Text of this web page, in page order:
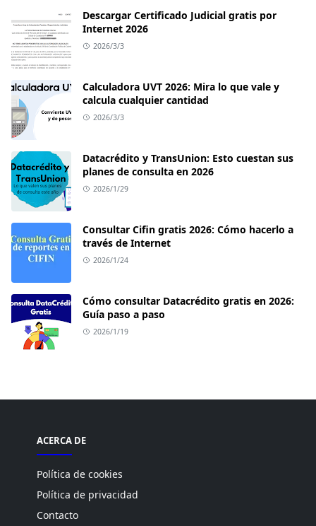
Descargar Certificado Judicial gratis por
Internet 2026
2026/3/3
Calculadora UVT 2026: Mira lo que vale y
calcula cualquier cantidad
2026/3/3
Datacrédito y TransUnion: Esto cuestan sus
planes de consulta en 2026
2026/1/29
Consultar Cifin gratis 2026: Cómo hacerlo a
través de Internet
2026/1/24
Cómo consultar Datacrédito gratis en 2026:
Guía paso a paso
2026/1/19
ACERCA DE
Política de cookies
Política de privacidad
Contacto